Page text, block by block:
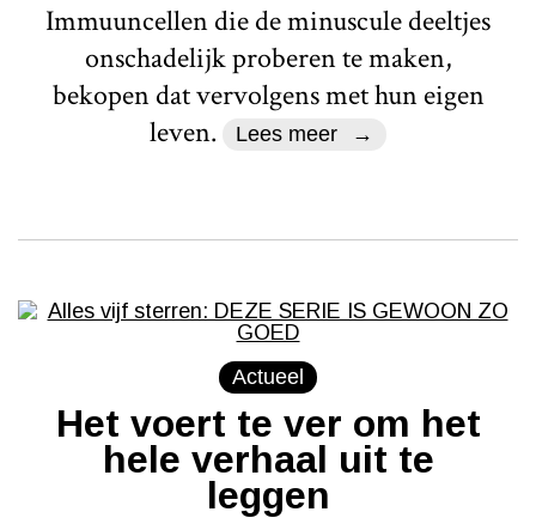
Immuuncellen die de minuscule deeltjes
onschadelijk proberen te maken,
bekopen dat vervolgens met hun eigen
leven.
Lees meer
Actueel
Het voert te ver om het
hele verhaal uit te
leggen